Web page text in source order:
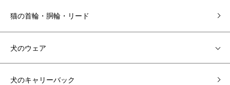
猫の首輪・胴輪・リード
犬のウェア
犬のキャリーバック